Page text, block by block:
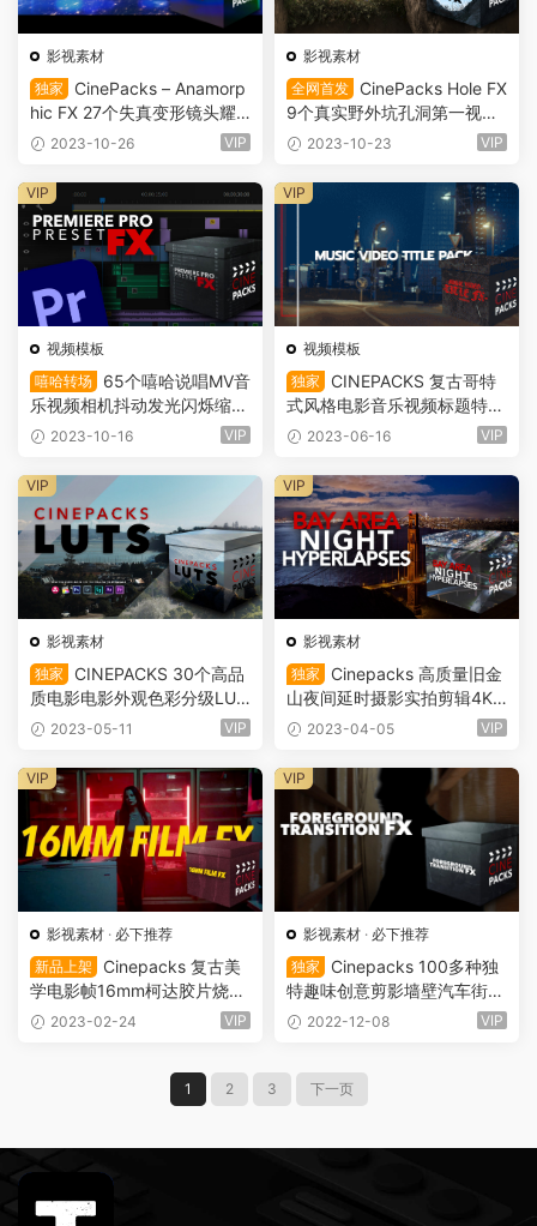
影视素材
独家
CinePacks – Anamorp
hic FX 27个失真变形镜头耀
斑光晕光效4K叠加动画视频
2023-10-26 VIP
影视素材
全网首发
CinePacks Hole FX
9个真实野外坑孔洞第一视角
慢速推入式叠加层转场过渡包
2023-10-23 VIP
视频模板
嘻哈转场
65个嘻哈说唱MV音
乐视频相机抖动发光闪烁缩放
视频PR转场过渡预设套装 Cin
et FX
2023-10-16 VIP
VIP
视频模板
独家
CINEPACKS 复古哥特
式风格电影音乐视频标题特效
动画包 MUSIC VIDEO TITLE
2023-06-16 VIP
VIP
影视素材
独家
CINEPACKS 30个高品
质电影电影外观色彩分级LUT
调色预设包 CINEPACKS LUT
2023-05-11 VIP
VIP
影视素材
独家
Cinepacks 高质量旧金
山夜间延时摄影实拍剪辑4K
视频素材 BAY AREA NIGHT
2023-04-05 VIP
VIP
影视素材 · 必下推荐
新品上架
Cinepacks 复古美
学电影帧16mm柯达胶片烧录
纹理叠加层过渡+音效资产素
2023-02-24 VIP
VIP
影视素材 · 必下推荐
独家
Cinepacks 100多种独
特趣味创意剪影墙壁汽车街道
物体模糊前景转场过渡 Foreg
2022-12-08 VIP
VIP
1 2 3 下一页